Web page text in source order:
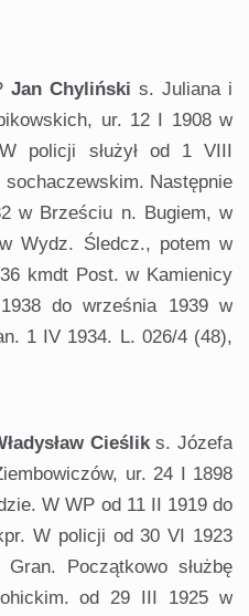
Jan Chyliński s. Juliana i
ur. 12 I 1908 w
policji służył od 1 VIII
sochaczewskim. Następnie
w Brześciu n. Bugiem, w
Wydz. Śledcz., potem w
kmdt Post. w Kamienicy
do września 1939 w
1 IV 1934. L. 026/4 (48),
Cieśliks. Józefa
ur. 24 I 1898
W WP od 11 II 1919 do
W policji od 30 VI 1923
Początkowo służbę
od 29 III 1925 w